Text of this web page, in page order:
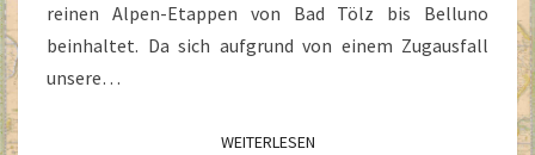
reinen Alpen-Etappen von Bad Tölz bis Belluno
beinhaltet. Da sich aufgrund von einem Zugausfall
unsere…
WEITERLESENWEITERLESEN